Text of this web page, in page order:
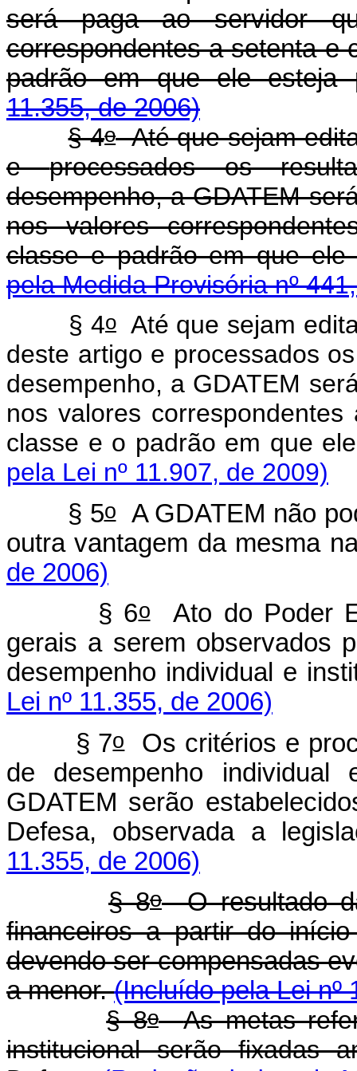
será paga ao servidor
correspondentes a setenta e
padrão em que ele esteja
11.355, de 2006)
§ 4oAté que sejam
eprocessados os
desempenho, a GDATEM
nos valores
classe e padrão em que
pela Medida Provisória nº
§ 4oAté que sejam
deste artigo e processados
desempenho, a GDATEM
nos valores
classe e o padrão em que
pela Lei nº 11.907, de 2009)
§ 5oA GDATEM não
outra vantagem da mesma
de 2006)
§ 6oAto do Poder
gerais a serem observados
desempenho individual e
Lei nº 11.355, de 2006)
§ 7oOs critérios e
de desempenho
GDATEM serão
Defesa, observada a
11.355, de 2006)
§ 8oO resultado
financeiros a partir do
devendo ser compensadas
a menor.(Incluído pela Lei nº
§ 8o
As metas
institucional serão fixadas